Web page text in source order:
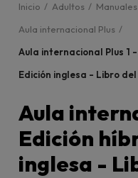
Inicio Adultos
Manuales
Aula internacional Plus
Aula internacional Plus 1
Edición inglesa - Libro
Aula
Edición
inglesa -